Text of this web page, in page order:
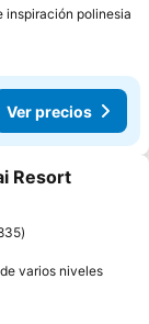
inspiración polinesia
Ver precios
Resort
varios niveles